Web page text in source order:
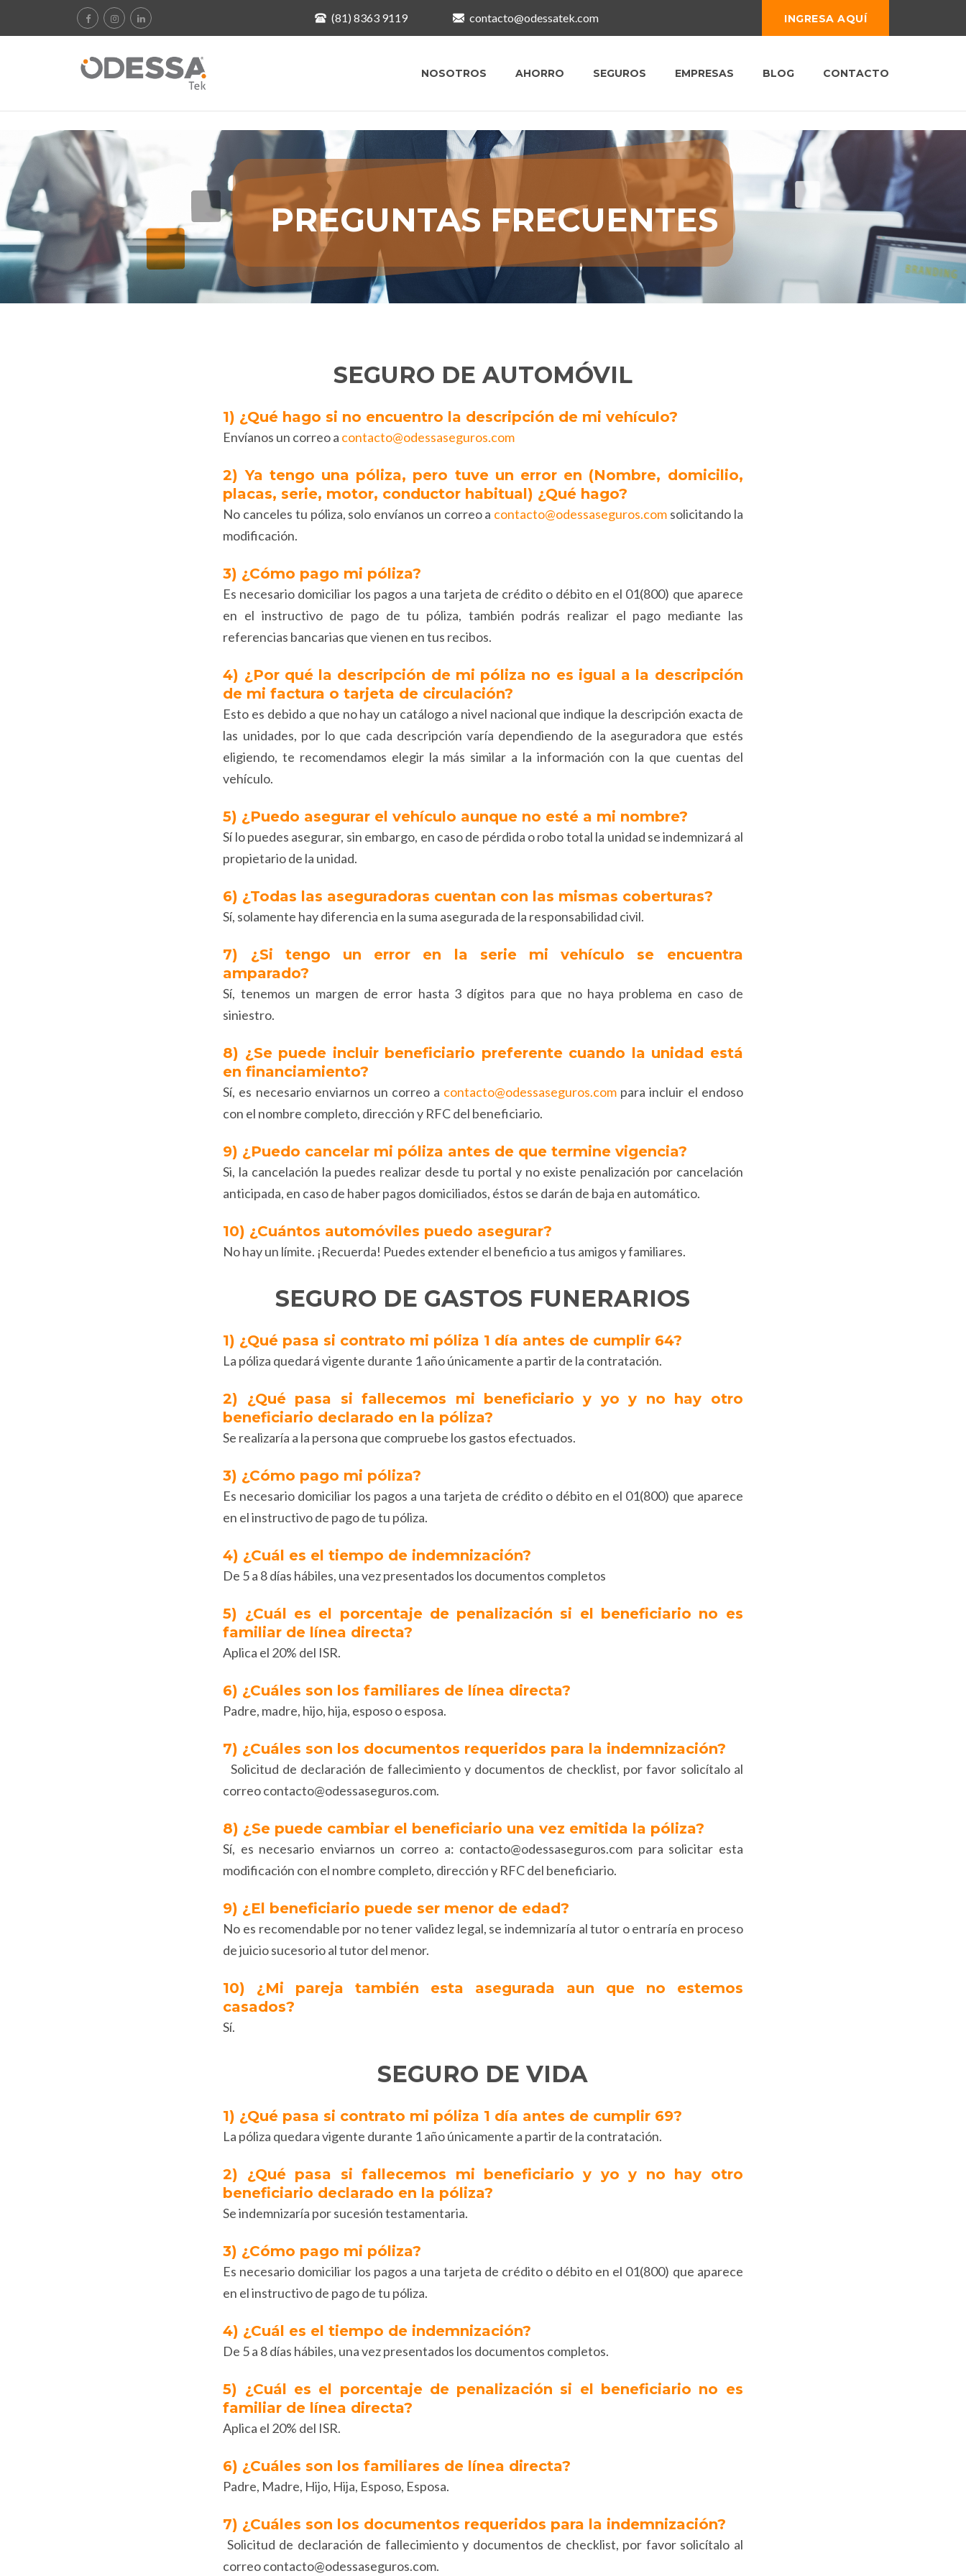
(81) 8363 9119 contacto@odessatek.com INGRESA AQUÍ
NOSOTROS AHORRO SEGUROS EMPRESAS BLOG CONTACTO
PREGUNTAS FRECUENTES
SEGURO DE AUTOMÓVIL
1) ¿Qué hago si no encuentro la descripción de mi vehículo?
Envíanos un correo a contacto@odessaseguros.com
2) Ya tengo una póliza, pero tuve un error en (Nombre, domicilio,
placas, serie, motor, conductor habitual) ¿Qué hago?
No canceles tu póliza, solo envíanos un correo a contacto@odessaseguros.com solicitando la
modificación.
3) ¿Cómo pago mi póliza?
Es necesario domiciliar los pagos a una tarjeta de crédito o débito en el 01(800) que aparece
en el instructivo de pago de tu póliza, también podrás realizar el pago mediante las
referencias bancarias que vienen en tus recibos.
4) ¿Por qué la descripción de mi póliza no es igual a la descripción
de mi factura o tarjeta de circulación?
Esto es debido a que no hay un catálogo a nivel nacional que indique la descripción exacta de
las unidades, por lo que cada descripción varía dependiendo de la aseguradora que estés
eligiendo, te recomendamos elegir la más similar a la información con la que cuentas del
vehículo.
5) ¿Puedo asegurar el vehículo aunque no esté a mi nombre?
Sí lo puedes asegurar, sin embargo, en caso de pérdida o robo total la unidad se indemnizará al
propietario de la unidad.
6) ¿Todas las aseguradoras cuentan con las mismas coberturas?
Sí, solamente hay diferencia en la suma asegurada de la responsabilidad civil.
7) ¿Si tengo un error en la serie mi vehículo se encuentra
amparado?
Sí, tenemos un margen de error hasta 3 dígitos para que no haya problema en caso de
siniestro.
8) ¿Se puede incluir beneficiario preferente cuando la unidad está
en financiamiento?
Sí, es necesario enviarnos un correo a contacto@odessaseguros.com para incluir el endoso
con el nombre completo, dirección y RFC del beneficiario.
9) ¿Puedo cancelar mi póliza antes de que termine vigencia?
Si, la cancelación la puedes realizar desde tu portal y no existe penalización por cancelación
anticipada, en caso de haber pagos domiciliados, éstos se darán de baja en automático.
10) ¿Cuántos automóviles puedo asegurar?
No hay un límite. ¡Recuerda! Puedes extender el beneficio a tus amigos y familiares.
SEGURO DE GASTOS FUNERARIOS
1) ¿Qué pasa si contrato mi póliza 1 día antes de cumplir 64?
La póliza quedará vigente durante 1 año únicamente a partir de la contratación.
2) ¿Qué pasa si fallecemos mi beneficiario y yo y no hay otro
beneficiario declarado en la póliza?
Se realizaría a la persona que compruebe los gastos efectuados.
3) ¿Cómo pago mi póliza?
Es necesario domiciliar los pagos a una tarjeta de crédito o débito en el 01(800) que aparece
en el instructivo de pago de tu póliza.
4) ¿Cuál es el tiempo de indemnización?
De 5 a 8 días hábiles, una vez presentados los documentos completos
5) ¿Cuál es el porcentaje de penalización si el beneficiario no es
familiar de línea directa?
Aplica el 20% del ISR.
6) ¿Cuáles son los familiares de línea directa?
Padre, madre, hijo, hija, esposo o esposa.
7) ¿Cuáles son los documentos requeridos para la indemnización?
Solicitud de declaración de fallecimiento y documentos de checklist, por favor solicítalo al
correo contacto@odessaseguros.com.
8) ¿Se puede cambiar el beneficiario una vez emitida la póliza?
Sí, es necesario enviarnos un correo a: contacto@odessaseguros.com para solicitar esta
modificación con el nombre completo, dirección y RFC del beneficiario.
9) ¿El beneficiario puede ser menor de edad?
No es recomendable por no tener validez legal, se indemnizaría al tutor o entraría en proceso
de juicio sucesorio al tutor del menor.
10) ¿Mi pareja también esta asegurada aun que no estemos
casados?
Sí.
SEGURO DE VIDA
1) ¿Qué pasa si contrato mi póliza 1 día antes de cumplir 69?
La póliza quedara vigente durante 1 año únicamente a partir de la contratación.
2) ¿Qué pasa si fallecemos mi beneficiario y yo y no hay otro
beneficiario declarado en la póliza?
Se indemnizaría por sucesión testamentaria.
3) ¿Cómo pago mi póliza?
Es necesario domiciliar los pagos a una tarjeta de crédito o débito en el 01(800) que aparece
en el instructivo de pago de tu póliza.
4) ¿Cuál es el tiempo de indemnización?
De 5 a 8 días hábiles, una vez presentados los documentos completos.
5) ¿Cuál es el porcentaje de penalización si el beneficiario no es
familiar de línea directa?
Aplica el 20% del ISR.
6) ¿Cuáles son los familiares de línea directa?
Padre, Madre, Hijo, Hija, Esposo, Esposa.
7) ¿Cuáles son los documentos requeridos para la indemnización?
Solicitud de declaración de fallecimiento y documentos de checklist, por favor solicítalo al
correo contacto@odessaseguros.com.